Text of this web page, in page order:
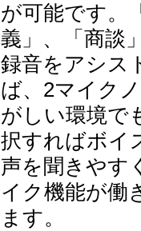
が可能です。
義」、「商談
録音をアシス
ば、2マイク
がしい環境で
択すればボイ
声を聞きやす
イク機能が働
ます。